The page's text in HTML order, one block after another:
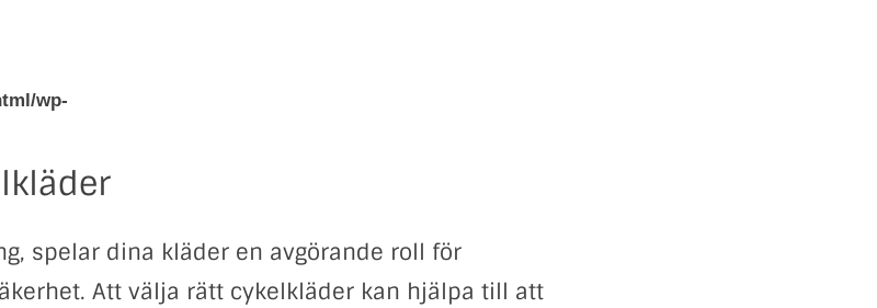
wp-
spelar dina kläder en avgörande roll för
Att välja rätt cykelkläder kan hjälpa till att